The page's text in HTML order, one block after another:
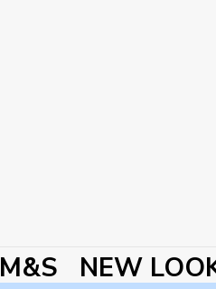
M&S NEW